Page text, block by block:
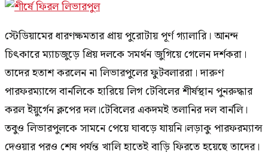
স্টেডিয়ামের ধারণক্ষমতার প্রায় পুরোটায় পূর্ণ গ্যালারি। আনন্দ
চিৎকারে ম্যাচজুড়ে প্রিয় দলকে সমর্থন জুগিয়ে গেলেন দর্শকরা।
তাদের হতাশ করলেন না লিভারপুলের ফুটবলাররা। দারুণ
পারফরম্যান্সে বার্নলিকে হারিয়ে লিগ টেবিলের শীর্ষস্থান পুনরুদ্ধার
করল ইয়ুর্গেন ক্লপের দল।টেবিলের একদমই তলানির দল বার্নলি।
তবুও লিভারপুলকে সামনে পেয়ে ঘাবড়ে যায়নি।লড়াকু পারফরম্যান্স
দেওয়ার পরও শেষ পর্যন্ত খালি হাতেই বাড়ি ফিরতে হয়েছে তাদের।